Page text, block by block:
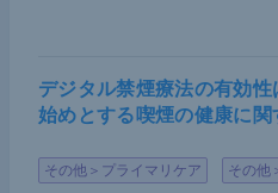
デジタル禁煙療法の有効
始めとする喫煙の健康に
その他＞プライマリケア その他